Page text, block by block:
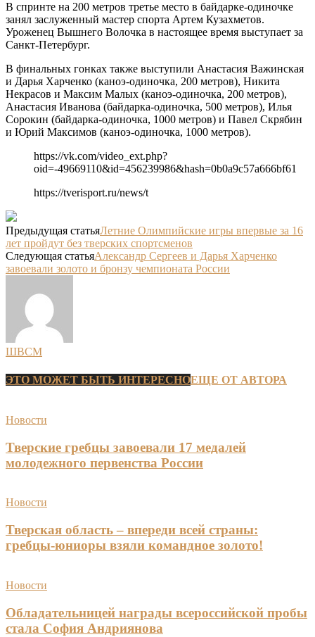
В спринте на 200 метров третье место в байдарке-одиночке
занял заслуженный мастер спорта Артем Кузахметов.
Уроженец Вышнего Волочка в настоящее время выступает за
Санкт-Петербург.
В финальных гонках также выступили Анастасия Важинская
и Дарья Харченко (каноэ-одиночка, 200 метров), Никита
Некрасов и Максим Малых (каноэ-одиночка, 200 метров),
Анастасия Иванова (байдарка-одиночка, 500 метров), Илья
Сорокин (байдарка-одиночка, 1000 метров) и Павел Скрябин
и Юрий Максимов (каноэ-одиночка, 1000 метров).
https://vk.com/video_ext.php?
oid=-49669110&id=456239986&hash=0b0a9c57a666bf61
https://tverisport.ru/news/t
Предыдущая статьяЛетние Олимпийские игры впервые за 16
лет пройдут без тверских спортсменов
Следующая статьяАлександр Сергеев и Дарья Харченко
завоевали золото и бронзу чемпионата России
ШВСМ
ЭТО МОЖЕТ БЫТЬ ИНТЕРЕСНОЕЩЕ ОТ АВТОРА
Новости
Тверские гребцы завоевали 17 медалей
молодежного первенства России
Новости
Тверская область – впереди всей страны:
гребцы-юниоры взяли командное золото!
Новости
Обладательницей награды всероссийской пробы
стала София Андриянова